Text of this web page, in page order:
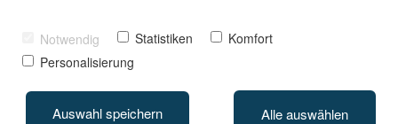
MARCEL KRIPPENDORF
Notwendig Statistiken
Komfort
Personalisierung
Auswahl speichern Alle auswählen